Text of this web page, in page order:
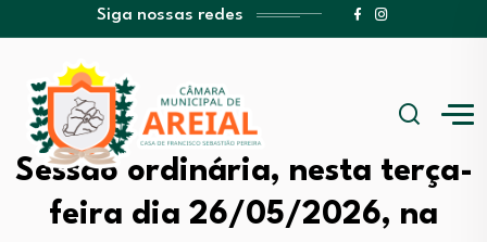
Siga nossas redes
Sessão ordinária, nesta terça-
feira dia 26/05/2026, na